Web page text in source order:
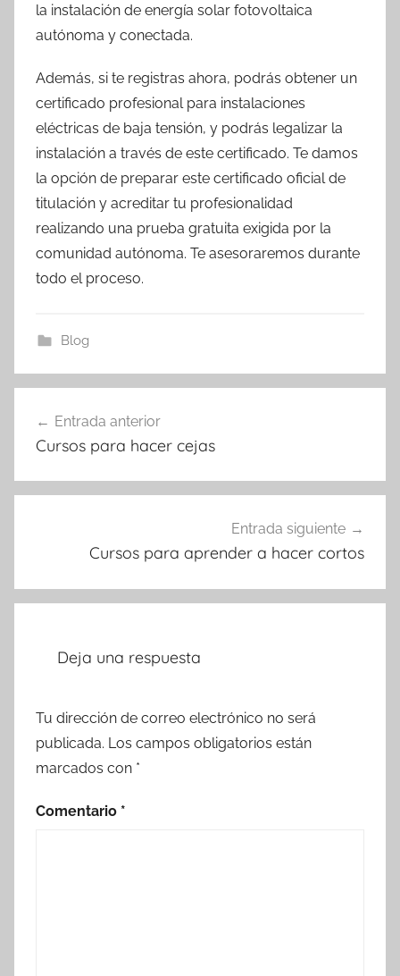
la instalación de energía solar fotovoltaica
autónoma y conectada.
Además, si te registras ahora, podrás obtener un
certificado profesional para instalaciones
eléctricas de baja tensión, y podrás legalizar la
instalación a través de este certificado. Te damos
la opción de preparar este certificado oficial de
titulación y acreditar tu profesionalidad
realizando una prueba gratuita exigida por la
comunidad autónoma. Te asesoraremos durante
todo el proceso.
Blog
de
Entrada anterior
Cursos para hacer cejas
Entrada siguiente
Cursos para aprender a hacer cortos
Deja una respuesta
Tu dirección de correo electrónico no será
publicada. Los campos obligatorios están
marcados con *
Comentario *